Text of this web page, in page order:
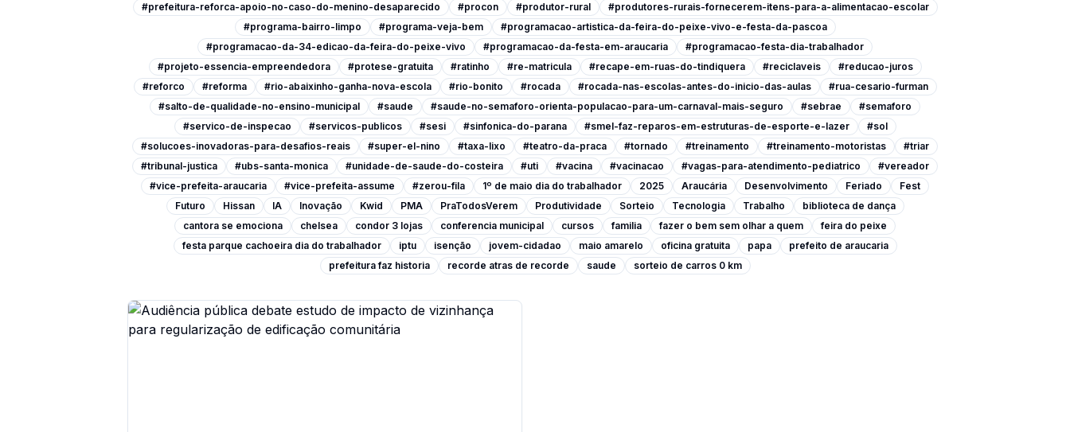
#prefeitura-reforca-apoio-no-caso-do-menino-desaparecido
#procon #produtor-rural
#produtores-rurais-fornecerem-itens-para-a-alimentacao-escolar
#programa-bairro-limpo
#programa-veja-bem
#programacao-artistica-da-feira-do-peixe-vivo-e-festa-da-pascoa
#programacao-da-34-edicao-da-feira-do-peixe-vivo
#programacao-da-festa-em-araucaria
#programacao-festa-dia-trabalhador
#projeto-essencia-empreendedora
#protese-gratuita #ratinho #re-matricula #recape-em-ruas-do-tindiquera #reciclaveis
#reducao-juros
#reforco
#reforma #rio-abaixinho-ganha-nova-escola #rio-bonito #rocada #rocada-nas-escolas-antes-do-inicio-das-aulas
#rua-cesario-furman
#salto-de-qualidade-no-ensino-municipal
#saude #saude-no-semaforo-orienta-populacao-para-um-carnaval-mais-seguro #sebrae
#semaforo
#servico-de-inspecao
#servicos-publicos #sesi #sinfonica-do-parana #smel-faz-reparos-em-estruturas-de-esporte-e-lazer
#sol
#solucoes-inovadoras-para-desafios-reais
#super-el-nino #taxa-lixo #teatro-da-praca #tornado #treinamento #treinamento-motoristas
#triar
#tribunal-justica
#ubs-santa-monica #unidade-de-saude-do-costeira #uti #vacina #vacinacao #vagas-para-atendimento-pediatrico
#vereador
#vice-prefeita-araucaria
#vice-prefeita-assume #zerou-fila 1º de maio dia do trabalhador 2025 Araucária Desenvolvimento Feriado
Fest
Futuro
Hissan IA Inovação Kwid PMA PraTodosVerem Produtividade Sorteio Tecnologia Trabalho
biblioteca de dança
cantora se emociona
chelsea condor 3 lojas conferencia municipal cursos familia fazer o bem sem olhar a quem
feira do peixe
festa parque cachoeira dia do trabalhador
iptu isenção jovem-cidadao maio amarelo oficina gratuita papa
prefeito de araucaria
prefeitura faz historia
recorde atras de recorde saude sorteio de carros 0 km